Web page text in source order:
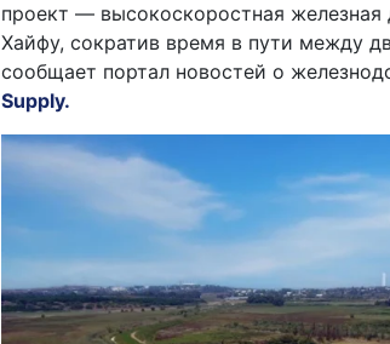
проект — высокоскоростная железная
Хайфу, сократив время в пути между
сообщает портал новостей о
Supply.